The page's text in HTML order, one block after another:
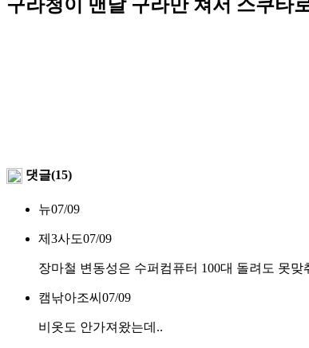
구라청이 맨날 구라만 쳐서 스쿠타
댓글(15)
뉴07/09
제3사도07/09
장마철 변동성은 수퍼컴퓨터 100대 돌려도 못맞
캠낚아조씨 07/09
비옷도 안가져왔는데..